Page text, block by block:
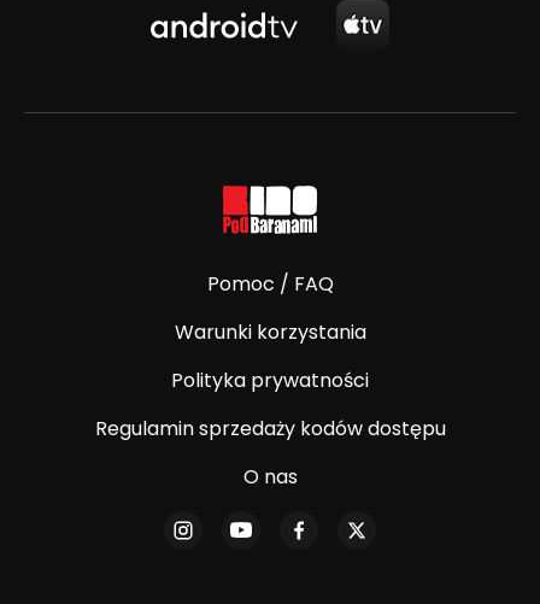
Pomoc / FAQ
Warunki korzystania
Polityka prywatności
Regulamin sprzedaży kodów dostępu
O nas